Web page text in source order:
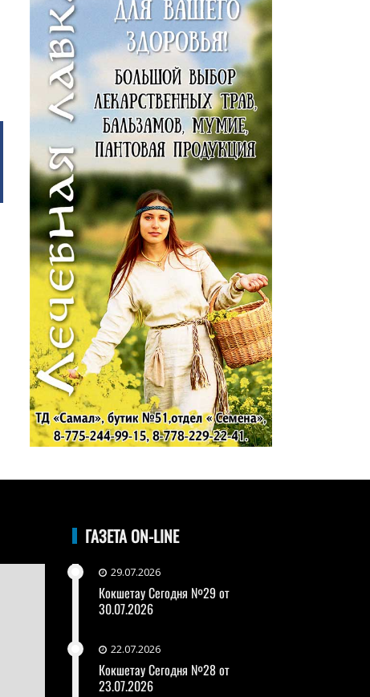
ГАЗЕТА ON-LINE
29.07.2026
Кокшетау Сегодня №29 от
30.07.2026
22.07.2026
Кокшетау Сегодня №28 от
23.07.2026